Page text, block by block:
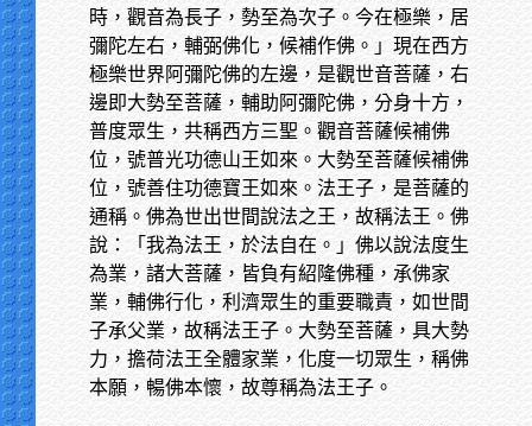
時，觀音為長子，勢至為次子。今在極樂，居
彌陀左右，輔弼佛化，候補作佛。」現在西方
極樂世界阿彌陀佛的左邊，是觀世音菩薩，右
邊即大勢至菩薩，輔助阿彌陀佛，分身十方，
普度眾生，共稱西方三聖。觀音菩薩候補佛
位，號普光功德山王如來。大勢至菩薩候補佛
位，號善住功德寶王如來。法王子，是菩薩的
通稱。佛為世出世間說法之王，故稱法王。佛
說：「我為法王，於法自在。」佛以說法度生
為業，諸大菩薩，皆負有紹隆佛種，承佛家
業，輔佛行化，利濟眾生的重要職責，如世間
子承父業，故稱法王子。大勢至菩薩，具大勢
力，擔荷法王全體家業，化度一切眾生，稱佛
本願，暢佛本懷，故尊稱為法王子。